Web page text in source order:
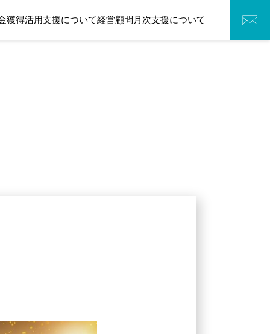
獲得活用支援について経営顧問月次支援について